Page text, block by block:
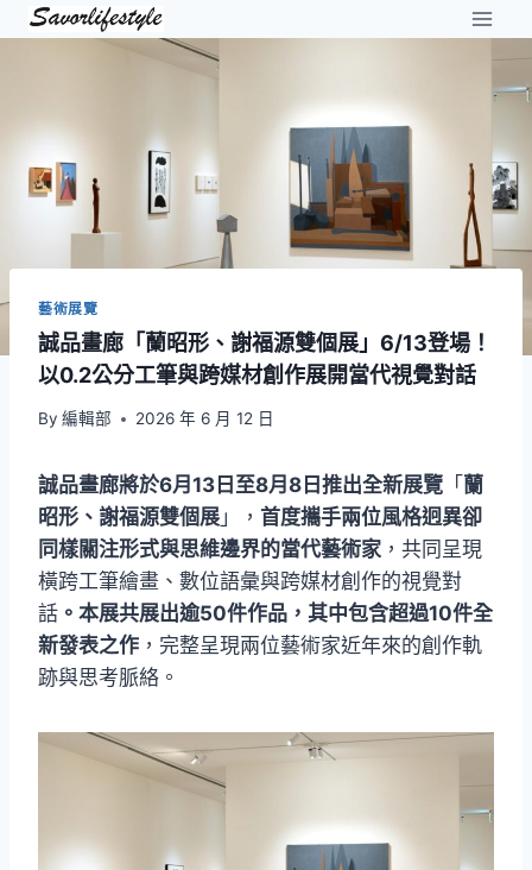
Skip
藝術展覽
誠品畫廊「蘭昭形、謝福源雙個展」6/13登場！
以0.2公分工筆與跨媒材創作展開當代視覺對話
By 編輯部 2026 年 6 月 12 日
誠品畫廊將於6月13日至8月8日推出全新展覽 「 蘭
昭形、謝福源雙個展 」， 首度攜手兩位風格迥異卻
同樣關注形式與思維邊界的當代藝術家 ，共同呈現
橫跨工筆繪畫、數位語彙與跨媒材創作的視覺對
話 。本展共展出逾50件作品，其中包含超過10件全
新發表之作 ，完整呈現兩位藝術家近年來的創作軌
跡與思考脈絡。